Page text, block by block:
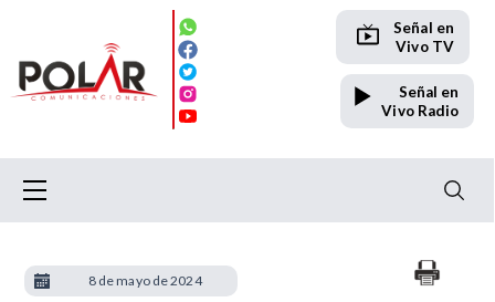
Señal en
Vivo TV
Señal en
Vivo Radio
8 de mayo de 2024